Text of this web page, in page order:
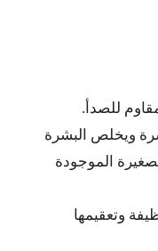
للصدأ.
ويخلص البشرة
الموجودة
وتعقيمها